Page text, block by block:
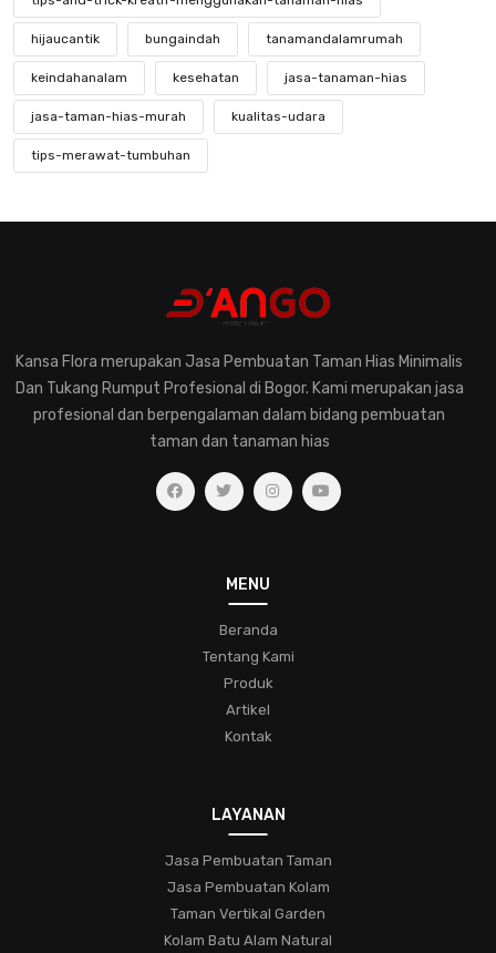
hijaucantik bungaindah tanamandalamrumah
keindahanalam kesehatan jasa-tanaman-hias
jasa-taman-hias-murah kualitas-udara
tips-merawat-tumbuhan
jasa-taman-murah
memilih-tanaman-hias-untuk-rumah
pemahaman-dalam-merawat-tanaman-hias
kecantikanalami ruanghijau
menjagatanamanhias
tipstamanhias
trikbertanam
hama
jasa-pembuatan-taman-di-bogor
jasa-pembuatan-taman-di-bekasi
Kansa Flora merupakan Jasa Pembuatan Taman Hias Minimalis
Dan Tukang Rumput Profesional di Bogor. Kami merupakan jasa
profesional dan berpengalaman dalam bidang pembuatan
taman dan tanaman hias
MENU
Beranda
Tentang Kami
Produk
Artikel
Kontak
LAYANAN
Jasa Pembuatan Taman
Jasa Pembuatan Kolam
Taman Vertikal Garden
Kolam Batu Alam Natural